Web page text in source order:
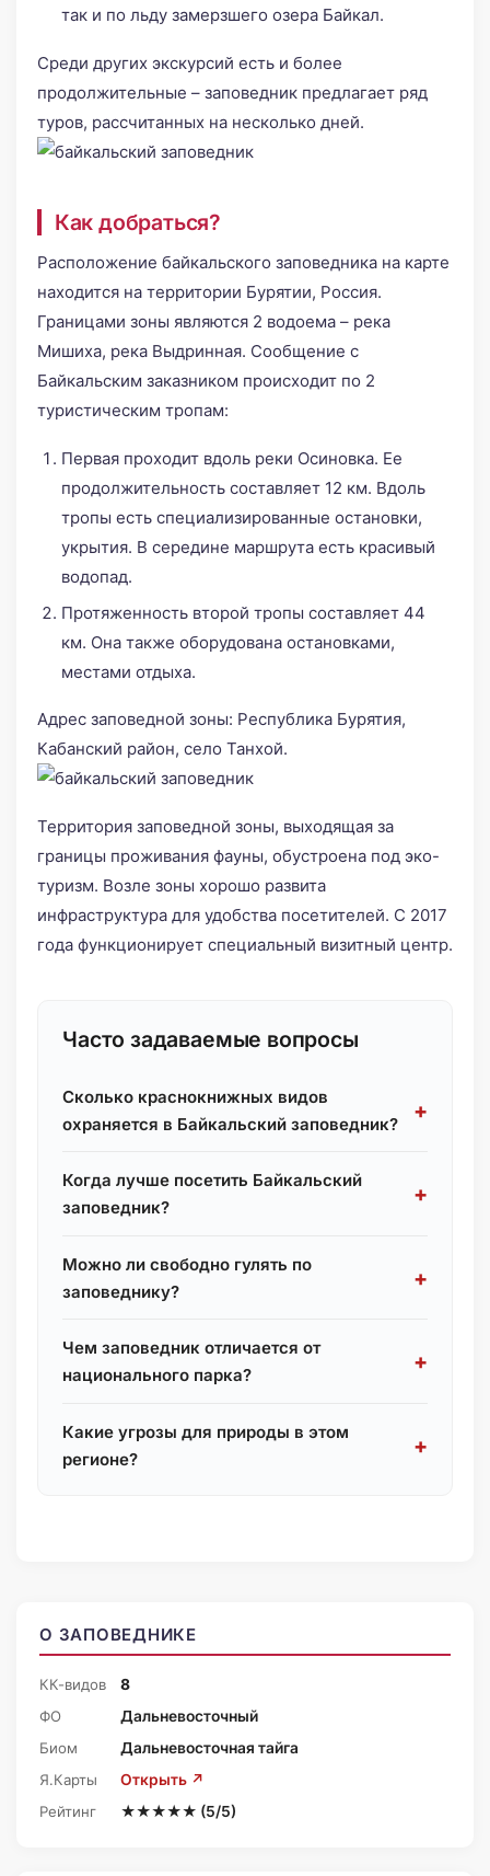
так и по льду замерзшего озера Байкал.
Среди других экскурсий есть и более
продолжительные – заповедник предлагает ряд
туров, рассчитанных на несколько дней.
Как добраться?
Расположение байкальского заповедника на карте
находится на территории Бурятии, Россия.
Границами зоны являются 2 водоема – река
Мишиха, река Выдринная. Сообщение с
Байкальским заказником происходит по 2
туристическим тропам:
Первая проходит вдоль реки Осиновка. Ее
продолжительность составляет 12 км. Вдоль
тропы есть специализированные остановки,
укрытия. В середине маршрута есть красивый
водопад.
Протяженность второй тропы составляет 44
км. Она также оборудована остановками,
местами отдыха.
Адрес заповедной зоны: Республика Бурятия,
Кабанский район, село Танхой.
Территория заповедной зоны, выходящая за
границы проживания фауны, обустроена под эко-
туризм. Возле зоны хорошо развита
инфраструктура для удобства посетителей. С 2017
года функционирует специальный визитный центр.
Часто задаваемые вопросы
Сколько краснокнижных видов
охраняется в Байкальский заповедник?
Когда лучше посетить Байкальский
заповедник?
Можно ли свободно гулять по
заповеднику?
Чем заповедник отличается от
национального парка?
Какие угрозы для природы в этом
регионе?
О ЗАПОВЕДНИКЕ
КК-видов
8
ФО
Дальневосточный
Биом
Дальневосточная тайга
Я.Карты
Открыть ↗
Рейтинг
★★★★★ (5/5)